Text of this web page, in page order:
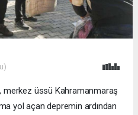
merkez üssü Kahramanmaraş
yol açan depremin ardından